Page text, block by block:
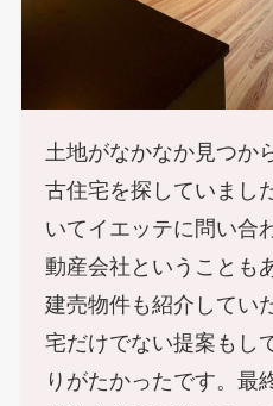
土地がなかなか見つか
古住宅を探していまし
いてイエッテに問い合
動産会社ということも
建売物件も紹介してい
宅だけでない提案もし
りがたかったです。最